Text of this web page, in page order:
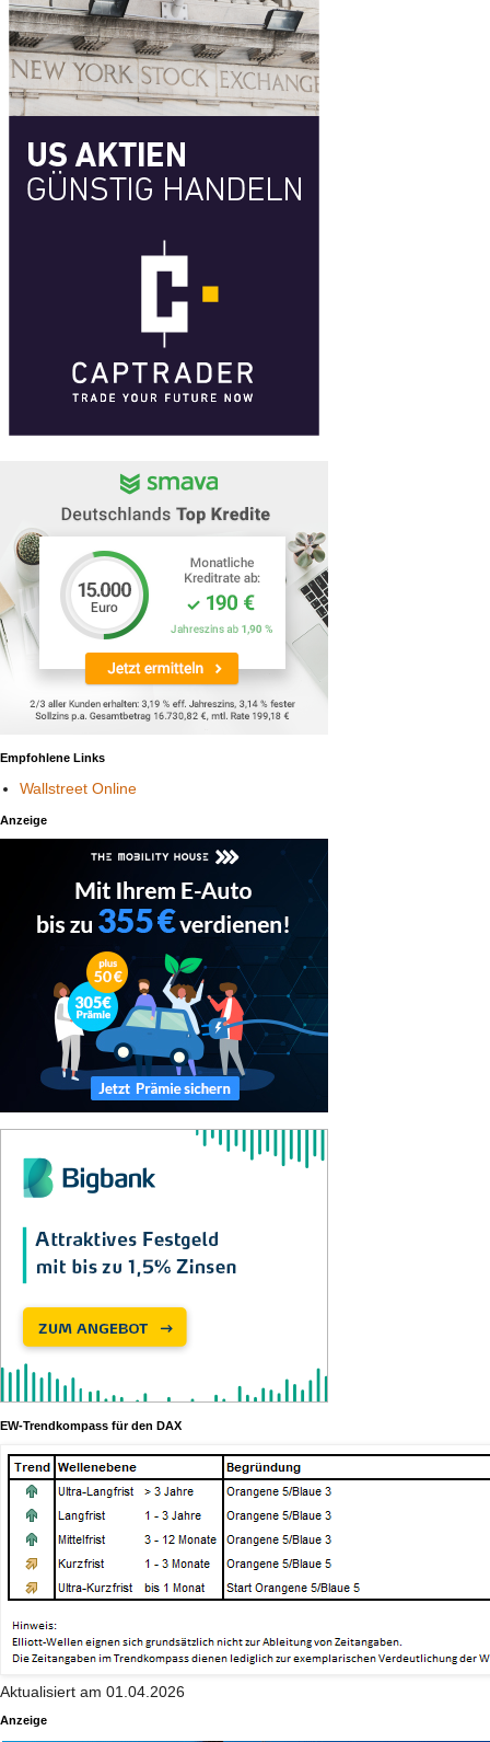
Empfohlene Links
Wallstreet Online
Anzeige
EW-Trendkompass für den DAX
Aktualisiert am 01.04.2026
Anzeige